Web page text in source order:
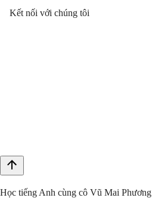
Kết nối với chúng tôi
Học tiếng Anh cùng cô Vũ Mai Phương